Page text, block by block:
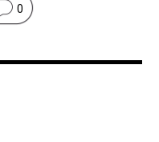
0